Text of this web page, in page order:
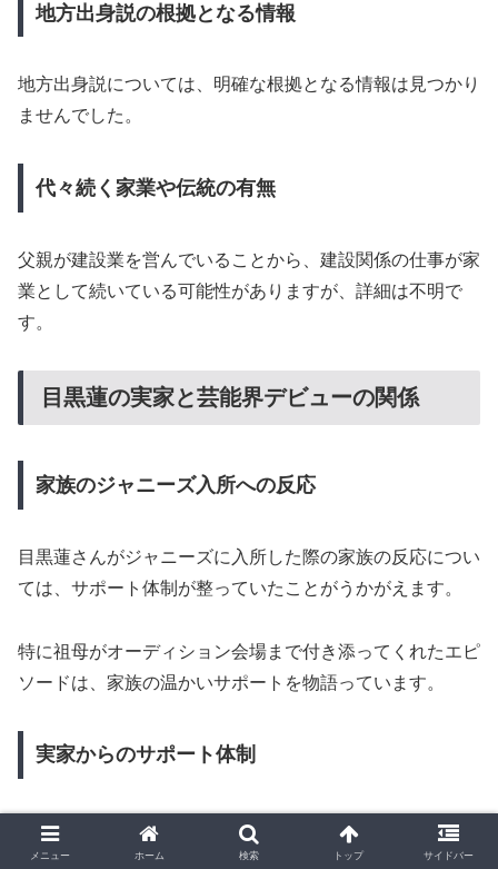
地方出身説の根拠となる情報
地方出身説については、明確な根拠となる情報は見つかり
ませんでした。
代々続く家業や伝統の有無
父親が建設業を営んでいることから、建設関係の仕事が家
業として続いている可能性がありますが、詳細は不明で
す。
目黒蓮の実家と芸能界デビューの関係
家族のジャニーズ入所への反応
目黒蓮さんがジャニーズに入所した際の家族の反応につい
ては、サポート体制が整っていたことがうかがえます。
特に祖母がオーディション会場まで付き添ってくれたエピ
ソードは、家族の温かいサポートを物語っています。
実家からのサポート体制
父親が建設会社を立ち上げた理由の一つに、目黒蓮さんの
将来を考えてのことだったという話があります。
メニュー ホーム 検索 トップ サイドバー